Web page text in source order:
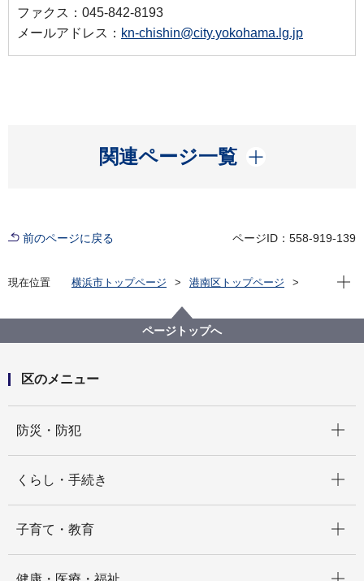
ファクス：045-842-8193
メールアドレス： kn-chishin@city.yokohama.lg.jp
関連ページ一覧
開く
前のページに戻る ページID：558-919-139
現在位置 横浜市トップページ
港南区トップページ
第５期 横浜市下野庭スポーツ会館指定管理者募集
現在
ページトップへ
区のメニュー
防災・防犯
くらし・手続き
子育て・教育